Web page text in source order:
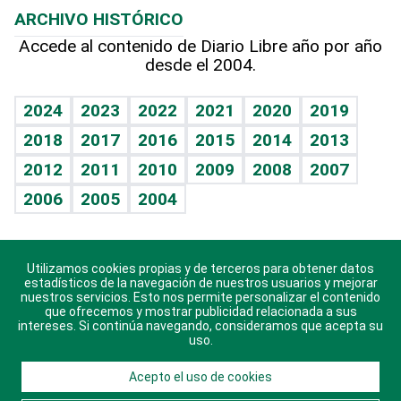
Hablando con el pediatra
Vida y familia
Eñe
Celebrando la vida
Sin complejos
En pocas palabras
Escuchando al corazón
Economía Personal
Línea de hit
TBT Deportivo
Más firmas
Hecho en casa
Guía del dinero
Cumpleaños
Horóscopos
Crucigramas
ARCHIVO HISTÓRICO
Accede al contenido de Diario Libre año por año
desde el 2004.
2024 2023 2022 2021 2020
2019
2018
2017 2016 2015 2014
2013
2012
2011 2010 2009 2008
2007
2006
2005 2004
Descarga nuestras aplicaciones para Android, iOS y
sistema Huawei.
© 2021 Diario Libre, todos los derechos reservados.
Utilizamos cookies propias y de terceros para obtener datos
estadísticos de la navegación de nuestros usuarios y mejorar
nuestros servicios. Esto nos permite personalizar el contenido
que ofrecemos y mostrar publicidad relacionada a sus
intereses. Si continúa navegando, consideramos que acepta su
uso.
Acepto el uso de cookies